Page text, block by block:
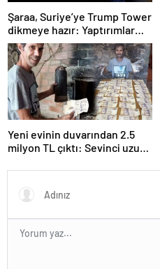
Şaraa, Suriye’ye Trump Tower
dikmeye hazır: Yaptırımlar
bitsin yeter
Yeni evinin duvarından 2.5
milyon TL çıktı: Sevinci uzun